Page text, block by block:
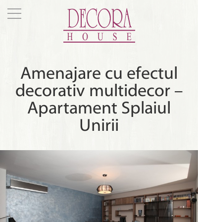
Amenajare cu efectul
decorativ multidecor –
Apartament Splaiul
Unirii